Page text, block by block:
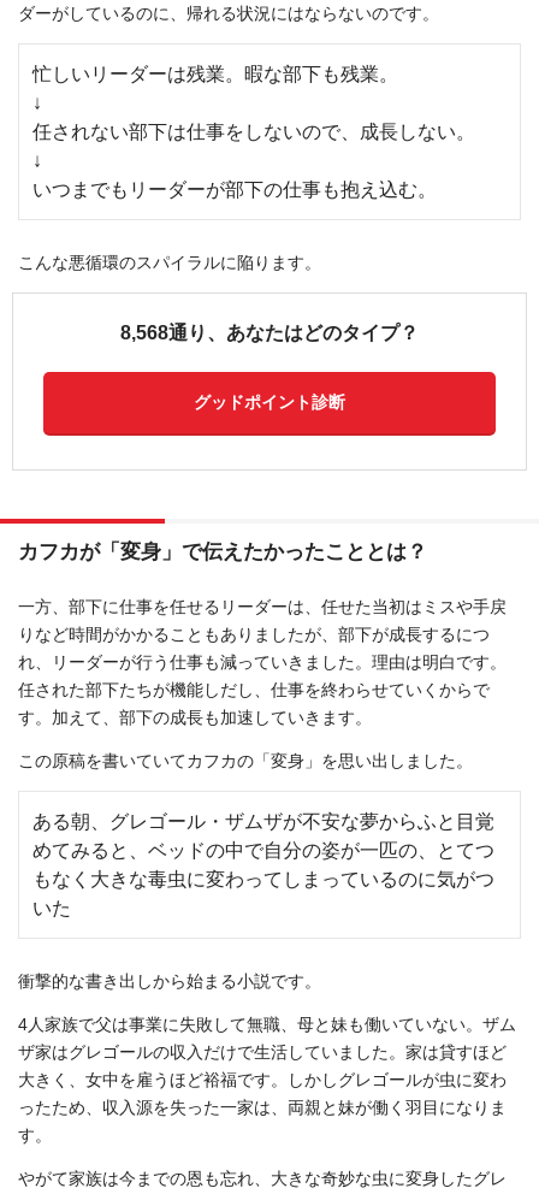
ダーがしているのに、帰れる状況にはならないのです。
忙しいリーダーは残業。暇な部下も残業。
↓
任されない部下は仕事をしないので、成長しない。
↓
いつまでもリーダーが部下の仕事も抱え込む。
こんな悪循環のスパイラルに陥ります。
8,568通り、あなたはどのタイプ？
グッドポイント診断
カフカが「変身」で伝えたかったこととは？
一方、部下に仕事を任せるリーダーは、任せた当初はミスや手戻
りなど時間がかかることもありましたが、部下が成長するにつ
れ、リーダーが行う仕事も減っていきました。理由は明白です。
任された部下たちが機能しだし、仕事を終わらせていくからで
す。加えて、部下の成長も加速していきます。
この原稿を書いていてカフカの「変身」を思い出しました。
ある朝、グレゴール・ザムザが不安な夢からふと目覚
めてみると、ベッドの中で自分の姿が一匹の、とてつ
もなく大きな毒虫に変わってしまっているのに気がつ
いた
衝撃的な書き出しから始まる小説です。
4人家族で父は事業に失敗して無職、母と妹も働いていない。ザム
ザ家はグレゴールの収入だけで生活していました。家は貸すほど
大きく、女中を雇うほど裕福です。しかしグレゴールが虫に変わ
ったため、収入源を失った一家は、両親と妹が働く羽目になりま
す。
やがて家族は今までの恩も忘れ、大きな奇妙な虫に変身したグレ